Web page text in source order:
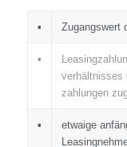
▪ Zugangs­wert
▪
verhältnisses
zahlungen
▪
etwaige